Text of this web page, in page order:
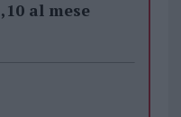
al mese